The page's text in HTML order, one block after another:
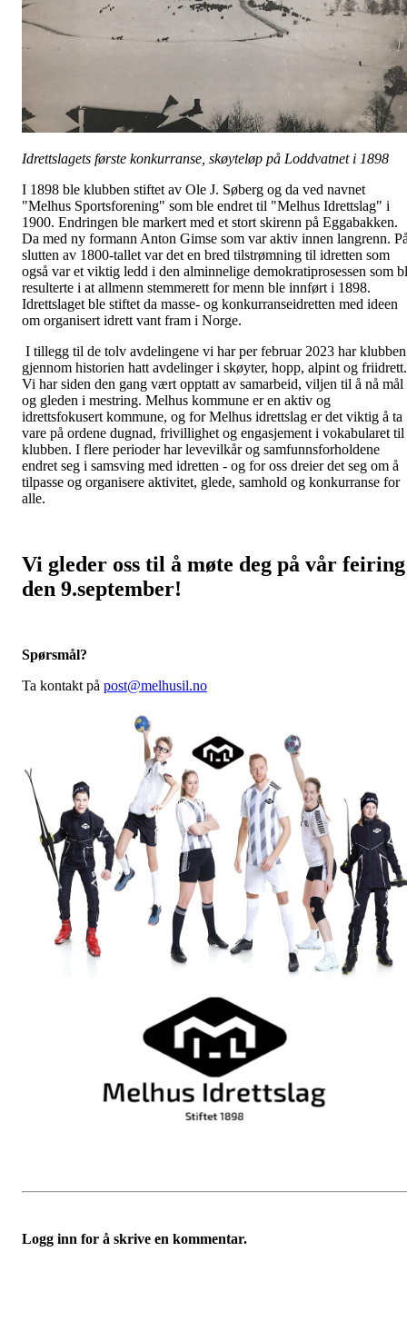
Idrettslagets første konkurranse, skøyteløp på Loddvatnet i 1898
I 1898 ble klubben stiftet av Ole J. Søberg og da ved navnet
"Melhus Sportsforening" som ble endret til "Melhus Idrettslag" i
1900. Endringen ble markert med et stort skirenn på Eggabakken.
Da med ny formann Anton Gimse som var aktiv innen langrenn.
slutten av 1800-tallet var det en bred tilstrømning til idretten som
også var et viktig ledd i den alminnelige demokratiprosessen som
resulterte i at allmenn stemmerett for menn ble innført i 1898.
Idrettslaget ble stiftet da masse- og konkurranseidretten med ideen
om organisert idrett vant fram i Norge.
I tillegg til de tolv avdelingene vi har per februar 2023 har klubben
gjennom historien hatt avdelinger i skøyter, hopp, alpint og friidrett.
Vi har siden den gang vært opptatt av samarbeid, viljen til å nå mål
og gleden i mestring. Melhus kommune er en aktiv og
idrettsfokusert kommune, og for Melhus idrettslag er det viktig å ta
vare på ordene dugnad, frivillighet og engasjement i vokabularet til
klubben. I flere perioder har levevilkår og samfunnsforholdene
endret seg i samsving med idretten - og for oss dreier det seg om å
tilpasse og organisere aktivitet, glede, samhold og konkurranse for
alle.
Vi gleder oss til å møte deg på vår feiring
den 9.september!
Spørsmål?
Ta kontakt på post@melhusil.no
Logg inn for å skrive en kommentar.